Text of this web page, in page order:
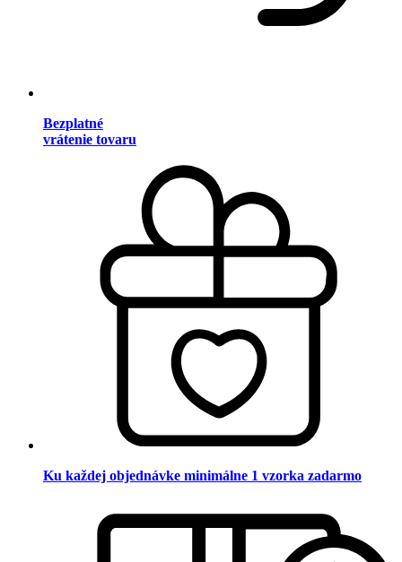
Bezplatné
vrátenie tovaru
Ku každej objednávke minimálne 1 vzorka zadarmo